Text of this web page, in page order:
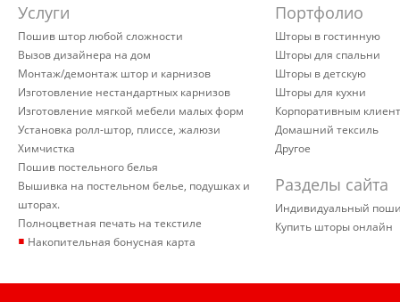
Услуги
Пошив штор любой сложности
Вызов дизайнера на дом
Монтаж/демонтаж штор и карнизов
Изготовление нестандартных карнизов
Изготовление мягкой мебели малых форм
Установка ролл-штор, плиссе, жалюзи
Химчистка
Пошив постельного белья
Вышивка на постельном белье, подушках и
шторах.
Полноцветная печать на текстиле
▪ Накопительная бонусная карта
Портфолио
Шторы в гостинную
Шторы для спальни
Шторы в детскую
Шторы для кухни
Корпоративным
Домашний тексиль
Другое
Разделы сайта
Индивидуальный
Купить шторы онлайн